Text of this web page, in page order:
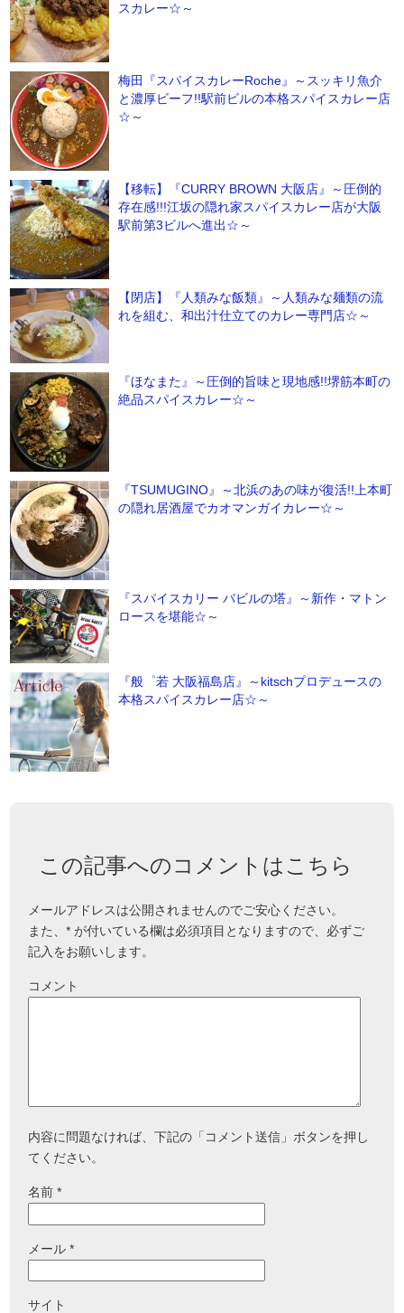
スカレー☆～
梅田『スパイスカレーRoche』～スッキリ魚介
と濃厚ビーフ!!駅前ビルの本格スパイスカレー店
☆～
【移転】『CURRY BROWN 大阪店』～圧倒的
存在感!!!江坂の隠れ家スパイスカレー店が大阪
駅前第3ビルへ進出☆～
【閉店】『人類みな飯類』～人類みな麺類の流
れを組む、和出汁仕立てのカレー専門店☆～
『ほなまた』～圧倒的旨味と現地感!!堺筋本町の
絶品スパイスカレー☆～
『TSUMUGINO』～北浜のあの味が復活!!上本町
の隠れ居酒屋でカオマンガイカレー☆～
『スパイスカリー バビルの塔』～新作・マトン
ロースを堪能☆～
『般゜若 大阪福島店』～kitschプロデュースの
本格スパイスカレー店☆～
この記事へのコメントはこちら
メールアドレスは公開されませんのでご安心ください。
また、* が付いている欄は必須項目となりますので、必ずご
記入をお願いします。
コメント
内容に問題なければ、下記の「コメント送信」ボタンを押し
てください。
名前*
メール*
サイト